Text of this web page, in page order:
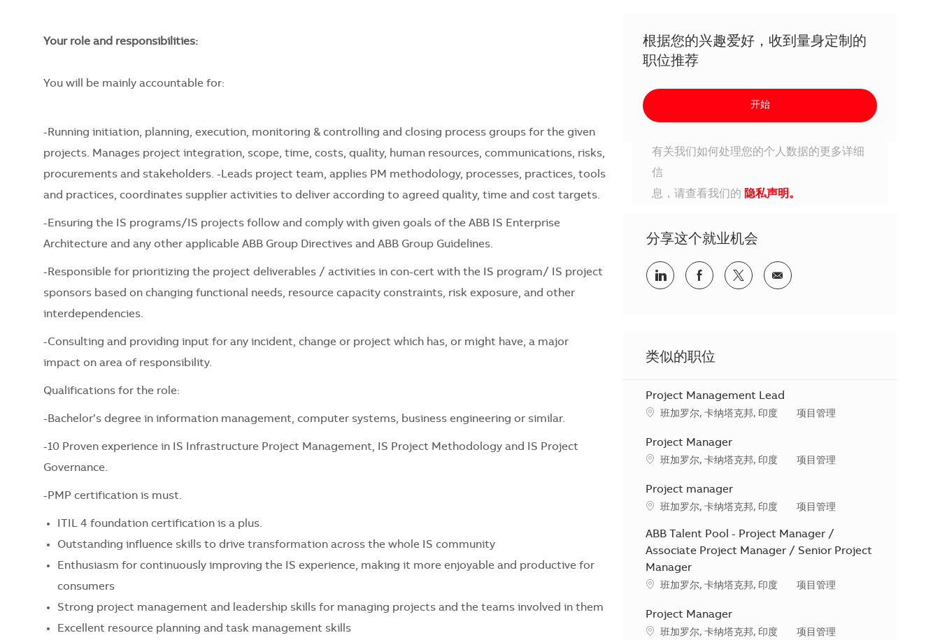
Your role and responsibilities:
You will be mainly accountable for:
-Running initiation, planning, execution, monitoring & controlling and closing process groups for the given
projects. Manages project integration, scope, time, costs, quality, human resources, communications, risks,
procurements and stakeholders. -Leads project team, applies PM methodology, processes, practices, tools
and practices, coordinates supplier activities to deliver according to agreed quality, time and cost targets.
-Ensuring the IS programs/IS projects follow and comply with given goals of the ABB IS Enterprise
Architecture and any other applicable ABB Group Directives and ABB Group Guidelines.
-Responsible for prioritizing the project deliverables / activities in con-cert with the IS program/ IS project
sponsors based on changing functional needs, resource capacity constraints, risk exposure, and other
interdependencies.
-Consulting and providing input for any incident, change or project which has, or might have, a major
impact on area of responsibility.
Qualifications for the role:
-Bachelor’s degree in information management, computer systems, business engineering or similar.
-10 Proven experience in IS Infrastructure Project Management, IS Project Methodology and IS Project
Governance.
-PMP certification is must.
ITIL 4 foundation certification is a plus.
Outstanding influence skills to drive transformation across the whole IS community
Enthusiasm for continuously improving the IS experience, making it more enjoyable and productive for
consumers
Strong project management and leadership skills for managing projects and the teams involved in them
Excellent resource planning and task management skills
根据您的兴趣爱好，收到量身定制的
职位推荐
开始
有关我们如何处理您的个人数据的更多详细
信
息，请查看我们的 隐私声明。
分享这个就业机会
分享到Linkedin分享到Facebook
分享到Twitter分享到电子邮件
类似的职位
Project Management Lead
地点班加罗尔, 卡纳塔克邦, 印度 类别
项目管理
Project Manager
地点班加罗尔, 卡纳塔克邦, 印度 类别
项目管理
Project manager
地点班加罗尔, 卡纳塔克邦, 印度 类别
项目管理
ABB Talent Pool - Project Manager /
Associate Project Manager / Senior Project
Manager
地点班加罗尔, 卡纳塔克邦, 印度 类别
项目管理
Project Manager
地点班加罗尔, 卡纳塔克邦, 印度 类别
项目管理